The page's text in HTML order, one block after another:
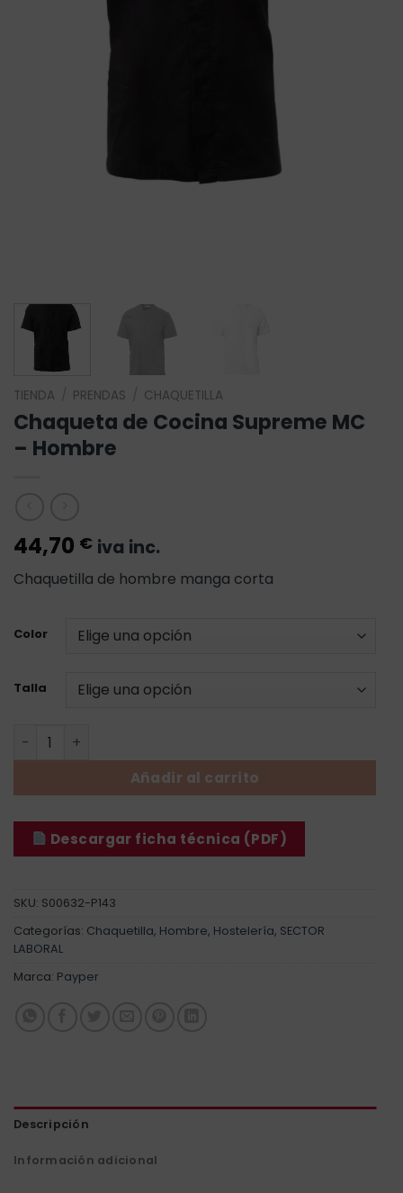
TIENDA PRENDAS CHAQUETILLA
Chaqueta de Cocina Supreme MC
– Hombre
44,70 € iva inc.
Chaquetilla de hombre manga corta
Color
Talla
Chaqueta de Cocina Supreme MC - Hombre cantidad
Añadir al carrito
Descargar ficha técnica (PDF)
SKU: S00632-P143
Categorías: Chaquetilla, Hombre, Hostelería, SECTOR
LABORAL
Marca: Payper
Descripción
Información adicional